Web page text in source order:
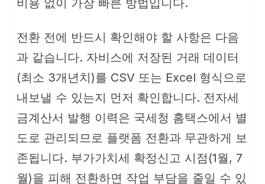
비용 없이 가장 빠른 방법입니다.
전환 전에 반드시 확인해야 할 사항은 다음
과 같습니다. 자비스에 저장된 거래 데이터
(최소 3개년치)를 CSV 또는 Excel 형식으로
내보낼 수 있는지 먼저 확인합니다. 전자세
금계산서 발행 이력은 국세청 홈택스에서 별
도로 관리되므로 플랫폼 전환과 무관하게 보
존됩니다. 부가가치세 확정신고 시점(1월, 7
월)을 피해 전환하면 작업 부담을 줄일 수 있